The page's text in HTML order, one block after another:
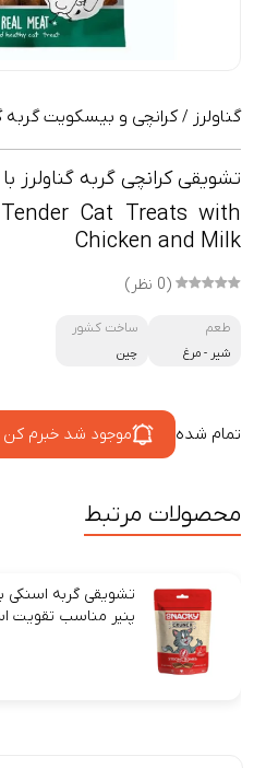
گناولرز /کرانچی و بیسکویت گربه
تشویقی کرانچی گربه گناولرز
Cat Treats with
Chicken and Milk
(0 نظر)
طعم
شیر - مرغ
ساخت کشور
چین
تمام شده موجود شد خبرم کن
محصولات مرتبط
تشویقی گربه اسنکی
پنیر مناسب تقویت